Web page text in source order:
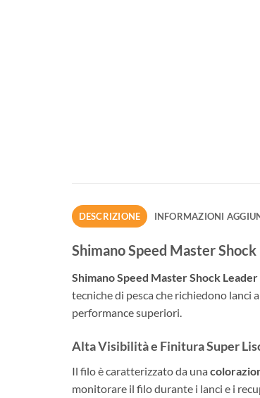
DESCRIZIONE INFORMAZIONI
Shimano Speed Master
Shimano Speed Master Shock Leader
tecniche di pesca che richiedono lanci
performance superiori.
Alta Visibilità e Finitura Super
Il filo è caratterizzato da una
monitorare il filo durante i lanci e i